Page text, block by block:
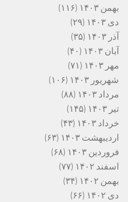
بهمن ۱۴۰۳
(۱۱۶)
دی ۱۴۰۳
(۲۹)
آذر ۱۴۰۳
(۳۵)
آبان ۱۴۰۳
(۴۰)
مهر ۱۴۰۳
(۷۱)
شهریور ۱۴۰۳
(۱۰۶)
مرداد ۱۴۰۳
(۸۸)
تیر ۱۴۰۳
(۱۴۵)
خرداد ۱۴۰۳
(۴۳)
اردیبهشت ۱۴۰۳
(۶۳)
فروردین ۱۴۰۳
(۶۸)
اسفند ۱۴۰۲
(۷۷)
بهمن ۱۴۰۲
(۳۴)
دی ۱۴۰۲
(۶۶)